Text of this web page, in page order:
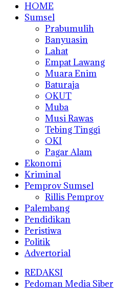
HOME
Sumsel
Prabumulih
Banyuasin
Lahat
Empat Lawang
Muara Enim
Baturaja
OKUT
Muba
Musi Rawas
Tebing Tinggi
OKI
Pagar Alam
Ekonomi
Kriminal
Pemprov Sumsel
Rillis Pemprov
Palembang
Pendidikan
Peristiwa
Politik
Advertorial
REDAKSI
Pedoman Media Siber